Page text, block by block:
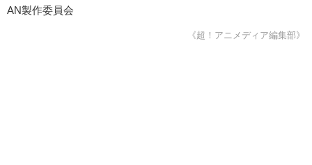
AN製作委員会
《超！アニメディア編集部》